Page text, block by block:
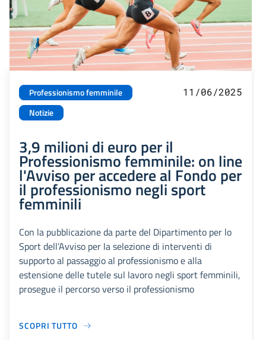
Professionismo femminile
Notizie
11/06/2025
3,9 milioni di euro per il
Professionismo femminile: on line
l'Avviso per accedere al Fondo per
il professionismo negli sport
femminili
Con la pubblicazione da parte del Dipartimento per lo
Sport dell’Avviso per la selezione di interventi di
supporto al passaggio al professionismo e alla
estensione delle tutele sul lavoro negli sport femminili,
prosegue il percorso verso il professionismo
SCOPRI TUTTO